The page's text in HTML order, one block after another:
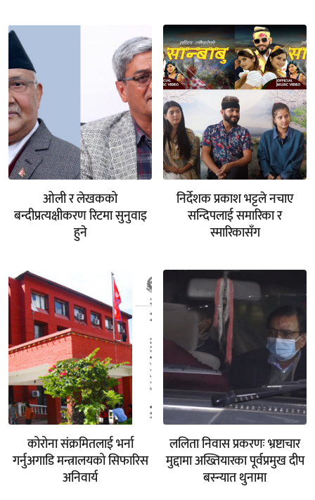
ओली र लेखकको
बन्दीप्रत्यक्षीकरण रिटमा सुनुवाइ
हुने
निर्देशक प्रकाश भट्टले नचाए
सन्दिपलाई समारिका र
स्मारिकासँग
कोरोना संक्रमितलाई भर्ना
गर्नुअगाडि मन्त्रालयको सिफारिस
अनिवार्य
ललिता निवास प्रकरणः भ्रष्टाचार
मुद्दामा अख्तियारका पूर्वप्रमुख दीप
बस्न्यात थुनामा